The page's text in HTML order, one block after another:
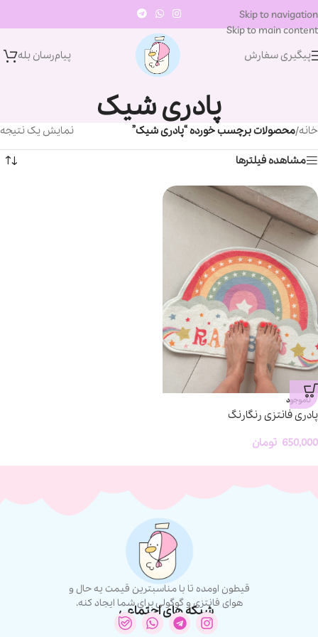
Skip to navigation
Skip to main content
پیگیری سفارش
پیام‌رسان‌ بله
پادری شیک
خانه/محصولات برچسب خورده “پادری شیک” نمایش یک نتیجه
مشاهده فیلترها
ناموجود
پادری فانتزی رنگارنگ
650,000 تومان
قیطون اومده تا با مناسبترین قیمت یه حال و
هوای فانتزی و گوگولی برای شما ایجاد کنه.
شبکه های اجتماعی